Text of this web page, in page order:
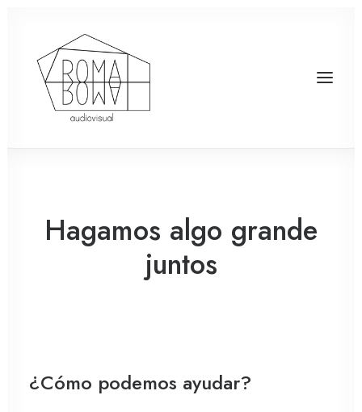
Hagamos algo grande
juntos
¿Cómo podemos ayudar?